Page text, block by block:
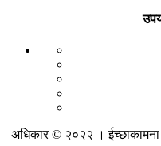
अधिकार © २०२२ । ईच्छाकामना